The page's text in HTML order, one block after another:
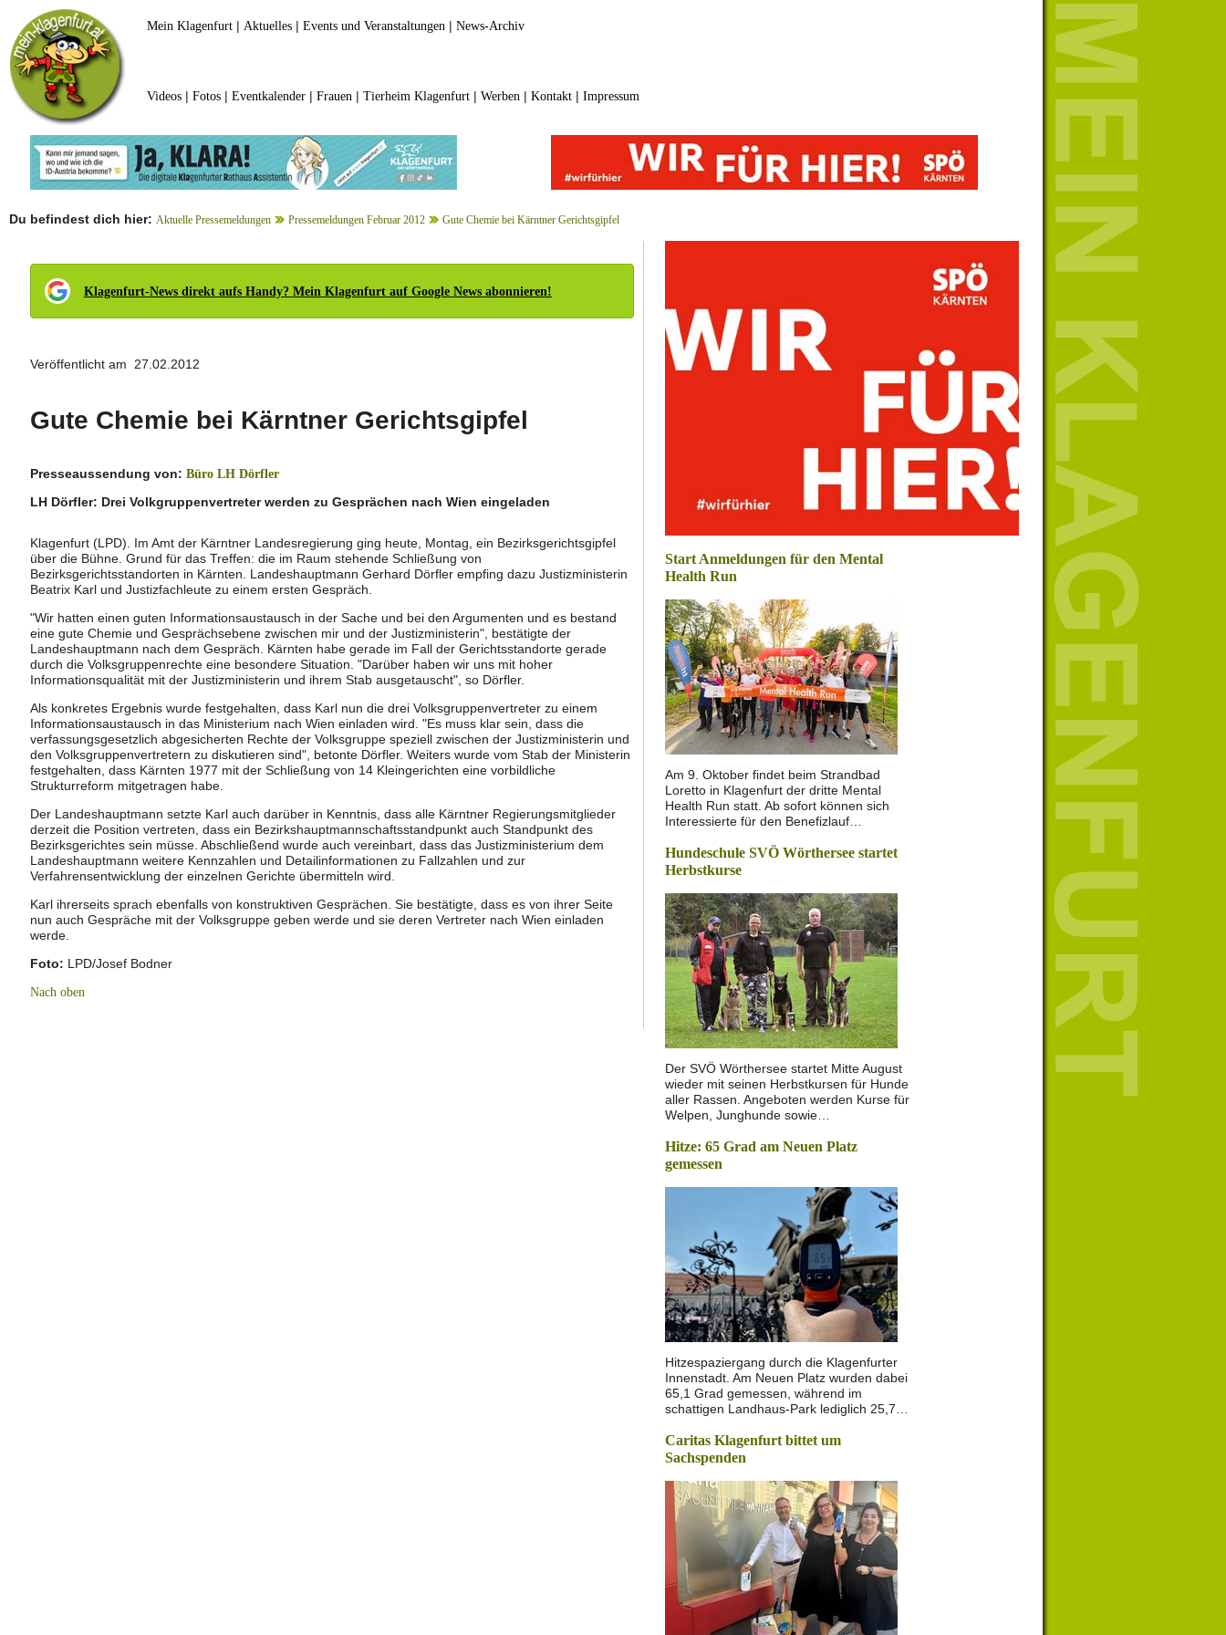
Mein Klagenfurt| Aktuelles| Events und Veranstaltungen | News-Archiv
Videos| Fotos| Eventkalender| Frauen | Tierheim Klagenfurt| Werben | Kontakt| Impressum
Du befindest dich hier: Aktuelle Pressemeldungen Pressemeldungen Februar 2012 Gute Chemie bei Kärntner Gerichtsgipfel
Klagenfurt-News direkt aufs Handy? Mein Klagenfurt auf Google News abonnieren!
Veröffentlicht am 27.02.2012
Gute Chemie bei Kärntner Gerichtsgipfel
Presseaussendung von: Büro LH Dörfler
LH Dörfler: Drei Volkgruppenvertreter werden zu Gesprächen nach Wien eingeladen
Klagenfurt (LPD). Im Amt der Kärntner Landesregierung ging heute, Montag, ein Bezirksgerichtsgipfel
über die Bühne. Grund für das Treffen: die im Raum stehende Schließung von
Bezirksgerichtsstandorten in Kärnten. Landeshauptmann Gerhard Dörfler empfing dazu Justizministerin
Beatrix Karl und Justizfachleute zu einem ersten Gespräch.
"Wir hatten einen guten Informationsaustausch in der Sache und bei den Argumenten und es bestand
eine gute Chemie und Gesprächsebene zwischen mir und der Justizministerin", bestätigte der
Landeshauptmann nach dem Gespräch. Kärnten habe gerade im Fall der Gerichtsstandorte gerade
durch die Volksgruppenrechte eine besondere Situation. "Darüber haben wir uns mit hoher
Informationsqualität mit der Justizministerin und ihrem Stab ausgetauscht", so Dörfler.
Als konkretes Ergebnis wurde festgehalten, dass Karl nun die drei Volksgruppenvertreter zu einem
Informationsaustausch in das Ministerium nach Wien einladen wird. "Es muss klar sein, dass die
verfassungsgesetzlich abgesicherten Rechte der Volksgruppe speziell zwischen der Justizministerin und
den Volksgruppenvertretern zu diskutieren sind", betonte Dörfler. Weiters wurde vom Stab der Ministerin
festgehalten, dass Kärnten 1977 mit der Schließung von 14 Kleingerichten eine vorbildliche
Strukturreform mitgetragen habe.
Der Landeshauptmann setzte Karl auch darüber in Kenntnis, dass alle Kärntner Regierungsmitglieder
derzeit die Position vertreten, dass ein Bezirkshauptmannschaftsstandpunkt auch Standpunkt des
Bezirksgerichtes sein müsse. Abschließend wurde auch vereinbart, dass das Justizministerium dem
Landeshauptmann weitere Kennzahlen und Detailinformationen zu Fallzahlen und zur
Verfahrensentwicklung der einzelnen Gerichte übermitteln wird.
Karl ihrerseits sprach ebenfalls von konstruktiven Gesprächen. Sie bestätigte, dass es von ihrer Seite
nun auch Gespräche mit der Volksgruppe geben werde und sie deren Vertreter nach Wien einladen
werde.
Foto: LPD/Josef Bodner
Nach oben
Start Anmeldungen für den Mental
Health Run
Am 9. Oktober findet beim Strandbad
Loretto in Klagenfurt der dritte Mental
Health Run statt. Ab sofort können sich
Interessierte für den Benefizlauf…
Hundeschule SVÖ Wörthersee startet
Herbstkurse
Der SVÖ Wörthersee startet Mitte August
wieder mit seinen Herbstkursen für Hunde
aller Rassen. Angeboten werden Kurse für
Welpen, Junghunde sowie…
Hitze: 65 Grad am Neuen Platz
gemessen
Hitzespaziergang durch die Klagenfurter
Innenstadt. Am Neuen Platz wurden dabei
65,1 Grad gemessen, während im
schattigen Landhaus-Park lediglich 25,7…
Caritas Klagenfurt bittet um
Sachspenden